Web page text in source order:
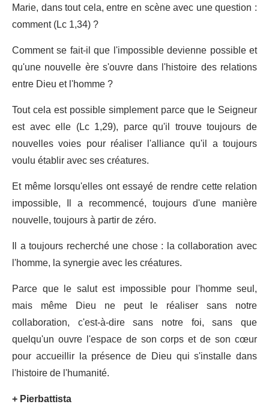
Marie, dans tout cela, entre en scène avec une question :
comment (Lc 1,34) ?
Comment se fait-il que l'impossible devienne possible et
qu'une nouvelle ère s'ouvre dans l'histoire des relations
entre Dieu et l'homme ?
Tout cela est possible simplement parce que le Seigneur
est avec elle (Lc 1,29), parce qu'il trouve toujours de
nouvelles voies pour réaliser l'alliance qu'il a toujours
voulu établir avec ses créatures.
Et même lorsqu'elles ont essayé de rendre cette relation
impossible, Il a recommencé, toujours d'une manière
nouvelle, toujours à partir de zéro.
Il a toujours recherché une chose : la collaboration avec
l'homme, la synergie avec les créatures.
Parce que le salut est impossible pour l'homme seul,
mais même Dieu ne peut le réaliser sans notre
collaboration, c'est-à-dire sans notre foi, sans que
quelqu'un ouvre l'espace de son corps et de son cœur
pour accueillir la présence de Dieu qui s'installe dans
l'histoire de l'humanité.
+ Pierbattista